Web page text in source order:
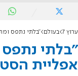
ערוץ 7 בעולם "בלתי נתפס
"בלתי
אפליית